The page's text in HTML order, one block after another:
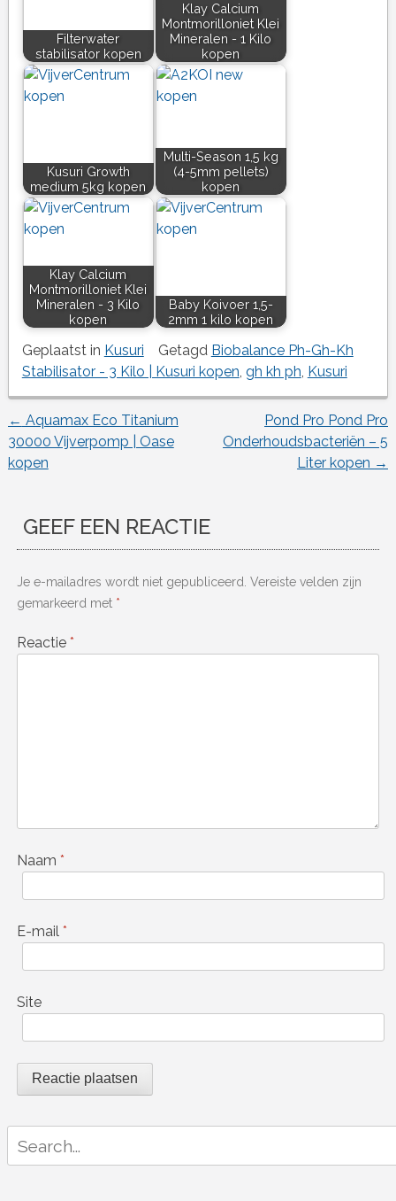
Filterwater
stabilisator kopen
Klay Calcium
Montmorilloniet Klei
Mineralen - 1 Kilo
kopen
Kusuri Growth
medium 5kg kopen
Multi-Season 1,5 kg
(4-5mm pellets)
kopen
Klay Calcium
Montmorilloniet Klei
Mineralen - 3 Kilo
kopen
Baby Koivoer 1,5-
2mm 1 kilo kopen
Geplaatst in Kusuri Getagd Biobalance Ph-Gh-Kh
Stabilisator - 3 Kilo | Kusuri kopen gh kh ph Kusuri
Berichtnavigatie
← Aquamax Eco Titanium
30000 Vijverpomp | Oase
kopen
Pond Pro Pond Pro
Onderhoudsbacteriën – 5
Liter kopen →
GEEF EEN REACTIE
Je e-mailadres wordt niet gepubliceerd. Vereiste velden zijn
gemarkeerd met *
Reactie *
Naam *
E-mail *
Site
for: